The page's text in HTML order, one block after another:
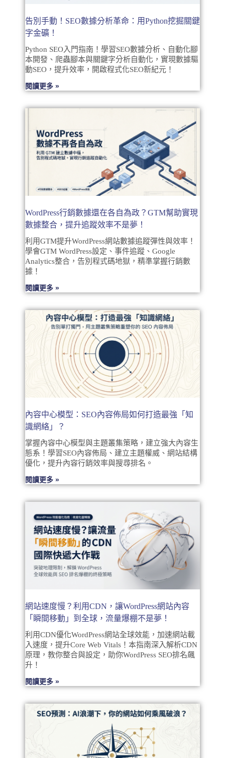
告別手動！SEO數據分析革命：用Python挖掘關鍵
字金礦！
Python SEO入門指南！學習SEO數據分析、自動化腳
本開發、爬蟲腳本與關鍵字分析自動化，實現數據驅
動SEO，提升效率，開啟程式化SEO新紀元！
閱讀更多 »
WordPress行銷數據還在各自為政？GTM幫助實現
數據整合，提升追蹤效率不是夢！
利用GTM提升WordPress網站數據追蹤彈性與效率！
學會GTM WordPress設定、事件追蹤、Google
Analytics整合，告別程式碼地獄，精準掌握行銷數
據！
閱讀更多 »
內容中心模型：SEO內容佈局如何打造最強「知
識網絡」？
掌握內容中心模型與主題叢集策略，建立強大內容生
態系！學習SEO內容佈局、建立主題權威、網站結構
優化，提升內容行銷效率與搜尋排名。
閱讀更多 »
網站速度慢？利用CDN，讓WordPress網站內容
「瞬間移動」到全球，流量爆棚不是夢！
利用CDN優化WordPress網站全球效能，加速網站載
入速度，提升Core Web Vitals！本指南深入解析CDN
原理，教你整合與設定，助你WordPress SEO排名飆
升！
閱讀更多 »